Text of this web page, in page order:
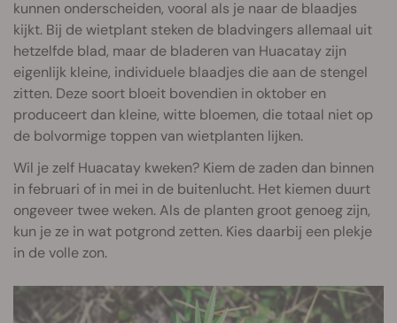
kunnen onderscheiden, vooral als je naar de blaadjes
kijkt. Bij de wietplant steken de bladvingers allemaal uit
hetzelfde blad, maar de bladeren van Huacatay zijn
eigenlijk kleine, individuele blaadjes die aan de stengel
zitten. Deze soort bloeit bovendien in oktober en
produceert dan kleine, witte bloemen, die totaal niet op
de bolvormige toppen van wietplanten lijken.
Wil je zelf Huacatay kweken? Kiem de zaden dan binnen
in februari of in mei in de buitenlucht. Het kiemen duurt
ongeveer twee weken. Als de planten groot genoeg zijn,
kun je ze in wat potgrond zetten. Kies daarbij een plekje
in de volle zon.